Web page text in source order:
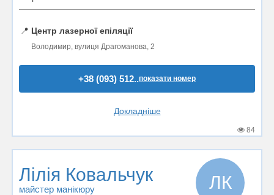
📍 Центр лазерної епіляції
Володимир, вулиця Драгоманова, 2
+38 (093) 512..показати номер
Докладніше
84
Лілія Ковальчук
майстер манікюру ЛК